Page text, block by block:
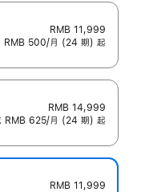
RMB 11,999
RMB 500/月 (24 期) 起
RMB 14,999
RMB 625/月 (24 期) 起
RMB 11,999